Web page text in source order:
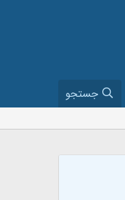
جستجو